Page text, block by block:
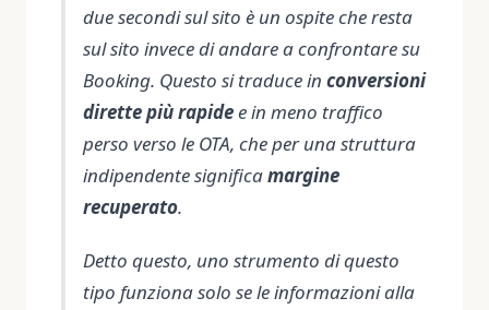
due secondi sul sito è un ospite che resta
sul sito invece di andare a confrontare su
Booking. Questo si traduce in conversioni
dirette più rapidee in meno traffico
perso verso le OTA, che per una struttura
indipendente significamargine
recuperato.
Detto questo, uno strumento di questo
tipo funziona solo se le informazioni alla